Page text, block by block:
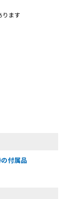
ります
付属品